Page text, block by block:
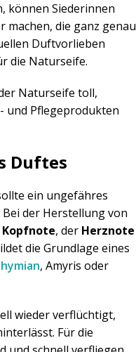
können Siederinnen
machen, die ganz genau
Duftvorlieben
die Naturseife.
Naturseife toll,
und Pflegeprodukten
Duftes
ein ungefähres
der Herstellung von
Kopfnote, der Herznote
die Grundlage eines
, Amyris oder
wieder verflüchtigt,
Für die